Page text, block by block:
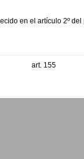
en el artículo 2º
art. 155